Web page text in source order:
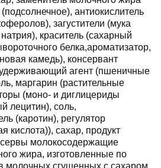
антиокислитель
загустители (мука
краситель (сахарный
белка,ароматизатор,
камедь), консервант
агент (пшеничные
маргарин (растительные
(моно- и диглицериды
лецитин), соль,
(каротин), регулятор
кислота)), сахар, продукт
молокосодержащие
жира, изготовленные по
молочных сгущенных с сахаром